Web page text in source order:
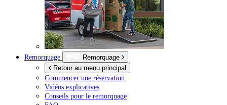
Remorquage
Remorquage
Retour au menu principal
Commencer une réservation
Vidéos explicatives
Conseils pour le remorquage